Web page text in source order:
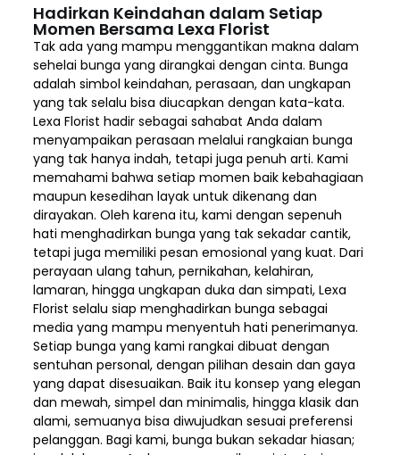
Hadirkan Keindahan dalam Setiap
Momen Bersama Lexa Florist
Tak ada yang mampu menggantikan makna dalam
sehelai bunga yang dirangkai dengan cinta. Bunga
adalah simbol keindahan, perasaan, dan ungkapan
yang tak selalu bisa diucapkan dengan kata-kata.
Lexa Florist hadir sebagai sahabat Anda dalam
menyampaikan perasaan melalui rangkaian bunga
yang tak hanya indah, tetapi juga penuh arti. Kami
memahami bahwa setiap momen baik kebahagiaan
maupun kesedihan layak untuk dikenang dan
dirayakan. Oleh karena itu, kami dengan sepenuh
hati menghadirkan bunga yang tak sekadar cantik,
tetapi juga memiliki pesan emosional yang kuat. Dari
perayaan ulang tahun, pernikahan, kelahiran,
lamaran, hingga ungkapan duka dan simpati, Lexa
Florist selalu siap menghadirkan bunga sebagai
media yang mampu menyentuh hati penerimanya.
Setiap bunga yang kami rangkai dibuat dengan
sentuhan personal, dengan pilihan desain dan gaya
yang dapat disesuaikan. Baik itu konsep yang elegan
dan mewah, simpel dan minimalis, hingga klasik dan
alami, semuanya bisa diwujudkan sesuai preferensi
pelanggan. Bagi kami, bunga bukan sekadar hiasan;